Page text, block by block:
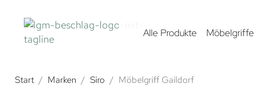
Alle Produkte Möbelgriffe
Start / Marken / Siro / Möbelgriff Gaildorf